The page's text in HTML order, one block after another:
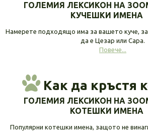
ГОЛЕМИЯ ЛЕКСИКОН НА
КУЧЕШКИ ИМЕНА
Намерете подходящо има за вашето куче,
да е Цезар или Сара.
Повече...
Как да кръстя
ГОЛЕМИЯ ЛЕКСИКОН НА
КОТЕШКИ ИМЕНА
Популярни котешки имена, защото не